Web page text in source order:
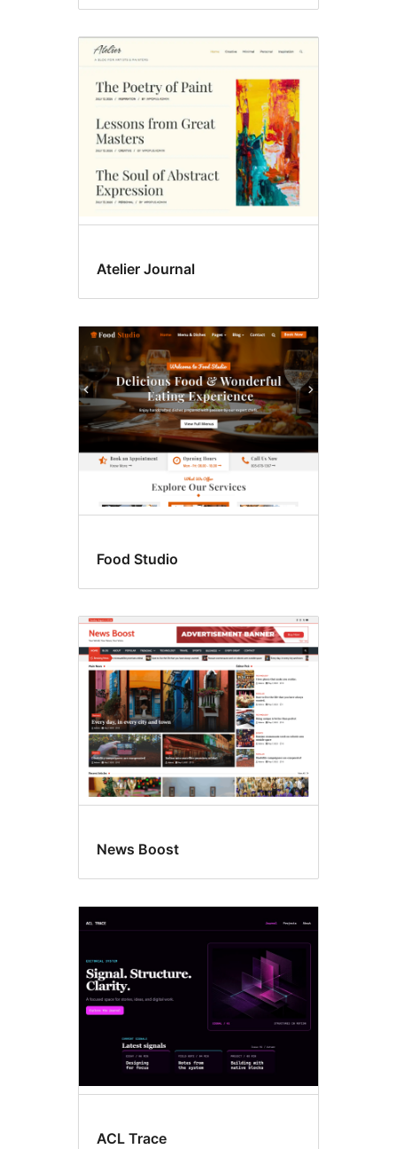
Atelier Journal
Food Studio
News Boost
ACL Trace